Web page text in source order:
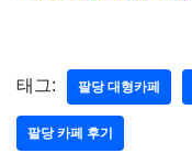
태그: 팔당 대형카페
팔당 카페 후기